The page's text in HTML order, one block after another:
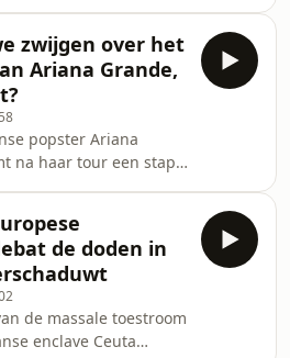
door de belofte
voor het eerst in tien
“Europa heeft
wapen bovengehaald”,
van
en zelfverrijking door
doen al langer de
omstreden plan om
zwijgen over het
Ariana Grande,
popster Ariana
na haar tour een stap
op sociale media.
terecht of
Het is haar fans
Grande ziet er
opvallend slank uit. Ook
Jobbe, Jolien en
de doden in
de massale toestroom
enclave Ceuta